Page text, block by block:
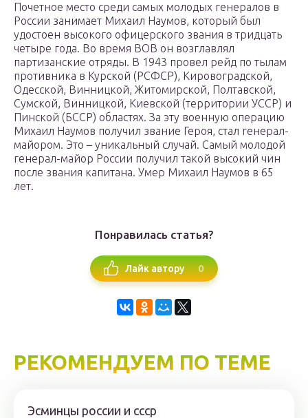
Почетное место среди самых молодых генералов в
России занимает Михаил Наумов, который был
удостоен высокого офицерского звания в тридцать
четыре года. Во время ВОВ он возглавлял
партизанские отряды. В 1943 провел рейд по тылам
противника в Курской (РСФСР), Кировоградской,
Одесской, Винницкой, Житомирской, Полтавской,
Сумской, Винницкой, Киевской (территории УССР) и
Пинской (БССР) областях. За эту военную операцию
Михаил Наумов получил звание Героя, стал генерал-
майором. Это – уникальный случай. Самый молодой
генерал-майор России получил такой высокий чин
после звания капитана. Умер Михаил Наумов в 65
лет.
Понравилась статья?
Лайк автору 0
РЕКОМЕНДУЕМ ПО ТЕМЕ
Эсминцы россии и ссср